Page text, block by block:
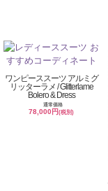
ワンピーススーツ アルミグ
リッターラメ / Glitterlame
Bolero & Dress
通常価格
78,000円(税別)